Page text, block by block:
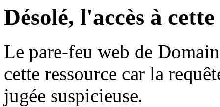
Désolé, l'accès à
Le pare-feu web de
cette ressource car la
jugée suspicieuse.